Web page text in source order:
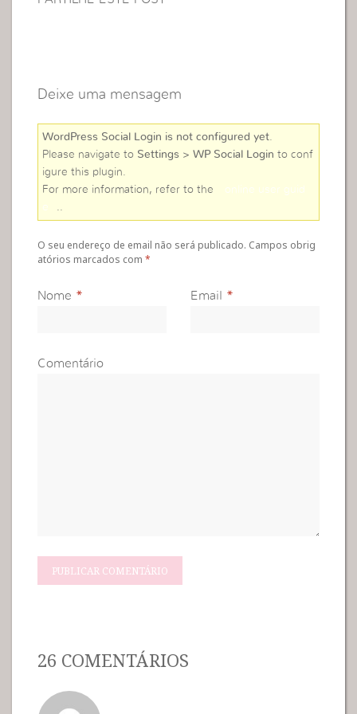
Deixe uma mensagem
WordPress Social Login is not configured yet
Please navigate to Settings > WP Social Login to conf
igure this plugin.
For more information, refer to the
online user guid
e
O seu endereço de email não será publicado. Campos obrig
atórios marcados com*
Nome * Email *
Comentário
26 COMENTÁRIOS